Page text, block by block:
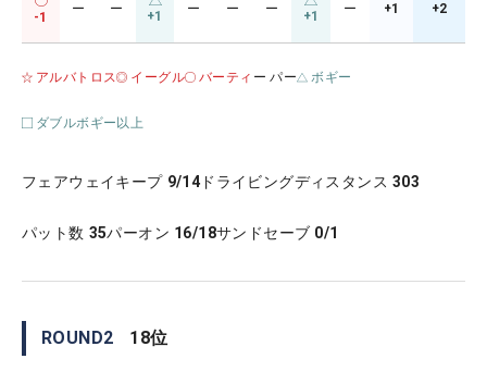
-1
ー ー +1 ー ー ー +1 ー +1 +2
アルバトロス イーグル バーティ ー パー ボギー
ダブルボギー以上
フェアウェイキープ 9/14 ドライビングディスタンス 303
パット数 35パーオン 16/18サンドセーブ 0/1
ROUND2 18位